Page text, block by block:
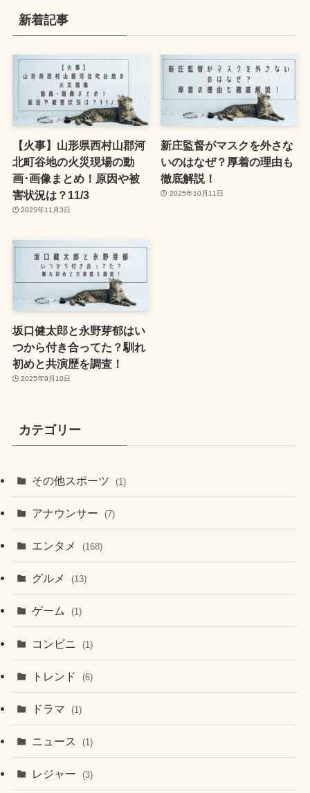
新着記事
【火事】山形県西村山郡河
北町谷地の火災現場の動
画･画像まとめ！原因や被
害状況は？11/3
2025年11月3日
新庄監督がマスクを外さな
いのはなぜ？厚着の理由も
徹底解説！
2025年10月11日
坂口健太郎と永野芽郁はい
つから付き合ってた？馴れ
初めと共演歴を調査！
2025年9月10日
カテゴリー
その他スポーツ (1)
アナウンサー (7)
エンタメ (168)
グルメ (13)
ゲーム (1)
コンビニ (1)
トレンド (6)
ドラマ (1)
ニュース (1)
レジャー (3)